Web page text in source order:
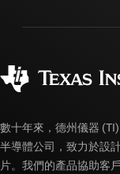
製造
myTI 帳戶常見問
訂購 FAQ
數十年來，德州儀器
半導體公司，致力於設
片。我們的產品協助客